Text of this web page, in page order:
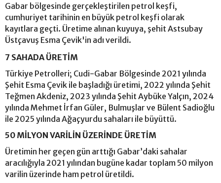
Gabar bölgesinde gerçekleştirilen petrol keşfi,
cumhuriyet tarihinin en büyük petrol keşfi olarak
kayıtlara geçti. Üretime alınan kuyuya, şehit Astsubay
Üstçavuş Esma Çevik'in adı verildi.
7 SAHADA ÜRETİM
Türkiye Petrolleri; Cudi-Gabar Bölgesinde 2021 yılında
Şehit Esma Çevik ile başladığı üretimi, 2022 yılında Şehit
Teğmen Akdeniz, 2023 yılında Şehit Aybüke Yalçın, 2024
yılında Mehmet İrfan Güler, Bulmuşlar ve Bülent Sadioğlu
ile 2025 yılında Ağaçyurdu sahaları ile büyüttü.
50 MİLYON VARİLİN ÜZERİNDE ÜRETİM
Üretimin her geçen gün arttığı Gabar’daki sahalar
aracılığıyla 2021 yılından bugüne kadar toplam 50 milyon
varilin üzerinde ham petrol üretildi.